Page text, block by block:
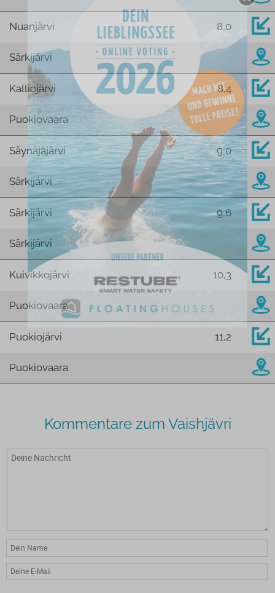
Nuanjärvi 8,0
Särkijärvi
Kalliojärvi 8,4
Puokiovaara
Säynäjäjärvi 9,0
Särkijärvi
Särkijärvi 9,6
Särkijärvi
Kuivikkojärvi 10,3
Puokiovaara
Puokiojärvi 11,2
Puokiovaara
Kommentare zum Vaishjävri